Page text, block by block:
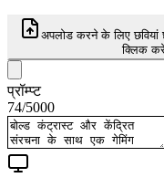
अपलोड करने के लिए छवियां
क्लिक
प्रॉम्प्ट
74/5000